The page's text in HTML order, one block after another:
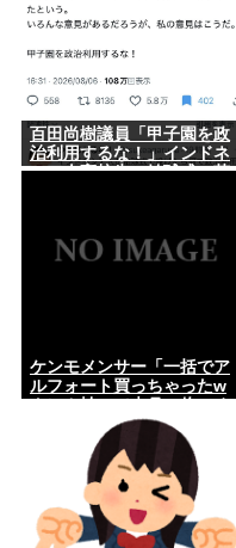
百田尚樹議員「甲子園を政
治利用するな！」インドネ
シア人高校生の始球式に苦
ケンモメンサー「一括でア
ルフォート買っちゃったw
んねー」銀行「デビットカ
ードなんで即時引き落とし